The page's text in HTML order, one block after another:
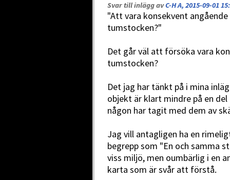
Svar till inlägg avC-H A, 2015-09-01
"Att vara konsekvent
tumstocken?"
Det går väl att försöka vara
tumstocken?
Det jag har tänkt på i mina
objekt är klart mindre på en
någon har tagit med dem av
Jag vill antagligen ha en
begrepp som "En och samma
viss miljö, men oumbärlig i en
karta som är svår att förstå.